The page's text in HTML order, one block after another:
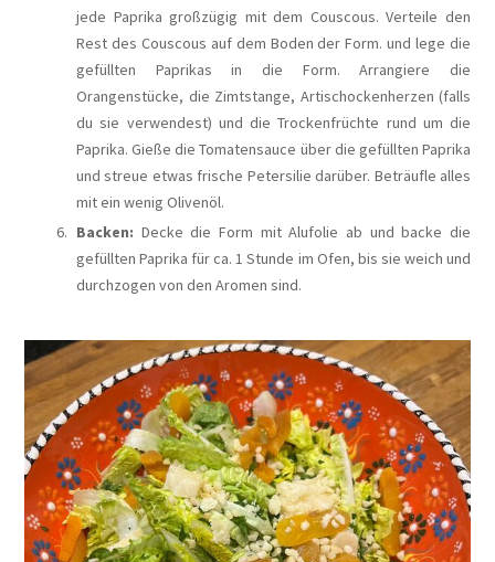
jede Paprika großzügig mit dem Couscous. Verteile den
Rest des Couscous auf dem Boden der Form.und lege die
gefüllten Paprikas in die Form. Arrangiere die
Orangenstücke, die Zimtstange, Artischockenherzen (falls
du sie verwendest) und die Trockenfrüchte rund um die
Paprika. Gieße die Tomatensauce über die gefüllten Paprika
und streue etwas frische Petersilie darüber. Beträufle alles
mit ein wenig Olivenöl.
Backen: Decke die Form mit Alufolie ab und backe die
gefüllten Paprika für ca. 1 Stunde im Ofen, bis sie weich und
durchzogen von den Aromen sind.